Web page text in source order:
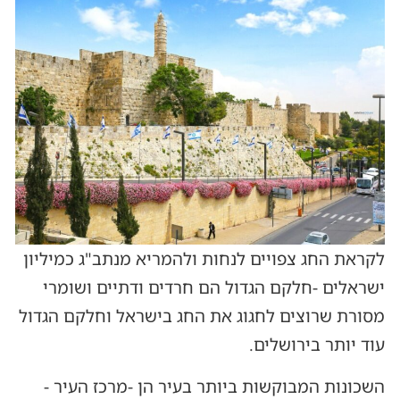
לקראת החג צפויים לנחות ולהמריא מנתב"ג כמיליון
ישראלים -חלקם הגדול הם חרדים ודתיים ושומרי
מסורת שרוצים לחגוג את החג בישראל וחלקם הגדול
עוד יותר בירושלים.
השכונות המבוקשות ביותר בעיר הן -מרכז העיר -